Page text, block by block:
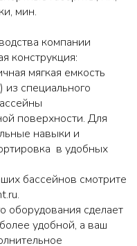
мин.
компании
конструкция:
мягкая емкость
из специального
поверхности. Для
навыки и
в удобных
бассейнов смотрите
.
оборудования сделает
удобной, а ваш